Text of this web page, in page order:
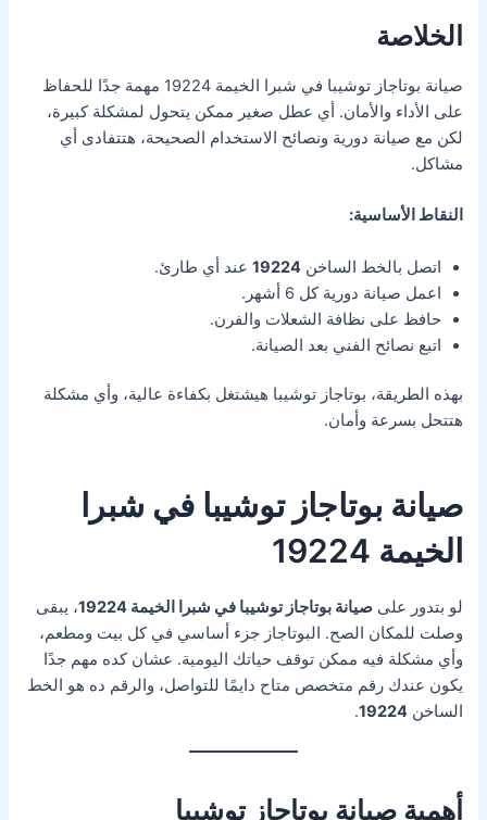
الخلاصة
صيانة بوتاجاز توشيبا في شبرا الخيمة 19224 مهمة جدًا للحفاظ
على الأداء والأمان. أي عطل صغير ممكن يتحول لمشكلة كبيرة،
لكن مع صيانة دورية ونصائح الاستخدام الصحيحة، هتتفادى أي
مشاكل.
النقاط الأساسية:
اتصل بالخط الساخن19224 عند أي طارئ.
اعمل صيانة دورية كل 6 أشهر.
حافظ على نظافة الشعلات والفرن.
اتبع نصائح الفني بعد الصيانة.
بهذه الطريقة، بوتاجاز توشيبا هيشتغل بكفاءة عالية، وأي مشكلة
هتتحل بسرعة وأمان.
صيانة بوتاجاز توشيبا في شبرا
الخيمة 19224
لو بتدور علىصيانة بوتاجاز توشيبا في شبرا الخيمة 19224
، يبقى
وصلت للمكان الصح. البوتاجاز جزء أساسي في كل بيت ومطعم،
وأي مشكلة فيه ممكن توقف حياتك اليومية. عشان كده مهم جدًا
يكون عندك رقم متخصص متاح دايمًا للتواصل، والرقم ده هو الخط
الساخن19224
.
أهمية صيانة بوتاجاز توشيبا